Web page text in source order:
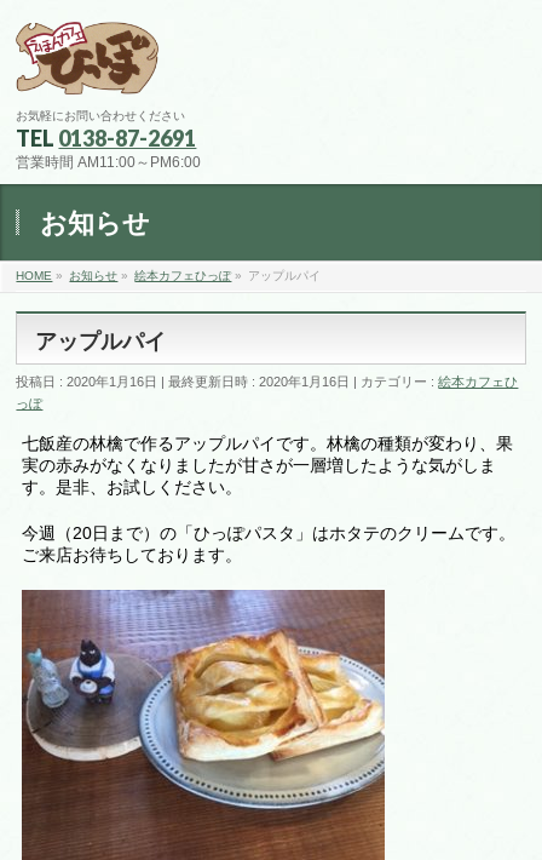
お気軽にお問い合わせください
TEL 0138-87-2691
営業時間 AM11:00～PM6:00
お知らせ
HOME » お知らせ » 絵本カフェひっぽ» アップルパイ
アップルパイ
投稿日 : 2020年1月16日 最終更新日時 : 2020年1月16日 カテゴリー :絵本カフェひ
っぽ
七飯産の林檎で作るアップルパイです。林檎の種類が変わり、果
実の赤みがなくなりましたが甘さが一層増したような気がしま
す。是非、お試しください。
今週（20日まで）の「ひっぽパスタ」はホタテのクリームです。
ご来店お待ちしております。